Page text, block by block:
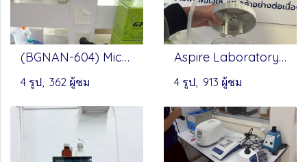
(BGNAN-604) Micro-Stectrophotometer by Bio-Gener
4 รูป, 362 ผู้ชม
Aspire Laboratory Aspirator - Accuris
4 รูป, 913 ผู้ชม